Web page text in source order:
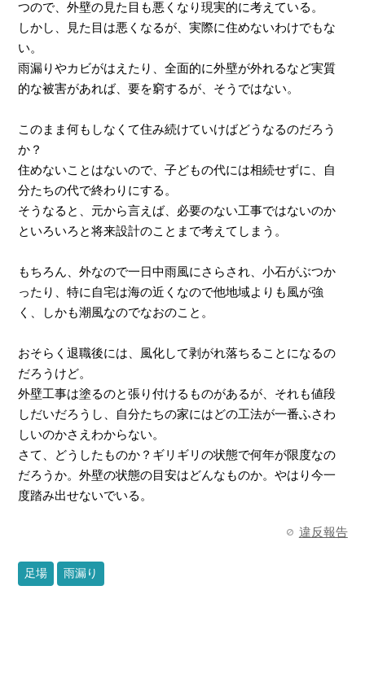
つので、外壁の見た目も悪くなり現実的に考えている。
しかし、見た目は悪くなるが、実際に住めないわけでもな
い。
雨漏りやカビがはえたり、全面的に外壁が外れるなど実質
的な被害があれば、要を窮するが、そうではない。
このまま何もしなくて住み続けていけばどうなるのだろう
か？
住めないことはないので、子どもの代には相続せずに、自
分たちの代で終わりにする。
そうなると、元から言えば、必要のない工事ではないのか
といろいろと将来設計のことまで考えてしまう。
もちろん、外なので一日中雨風にさらされ、小石がぶつか
ったり、特に自宅は海の近くなので他地域よりも風が強
く、しかも潮風なのでなおのこと。
おそらく退職後には、風化して剥がれ落ちることになるの
だろうけど。
外壁工事は塗るのと張り付けるものがあるが、それも値段
しだいだろうし、自分たちの家にはどの工法が一番ふさわ
しいのかさえわからない。
さて、どうしたものか？ギリギリの状態で何年が限度なの
だろうか。外壁の状態の目安はどんなものか。やはり今一
度踏み出せないでいる。
違反報告
足場 雨漏り